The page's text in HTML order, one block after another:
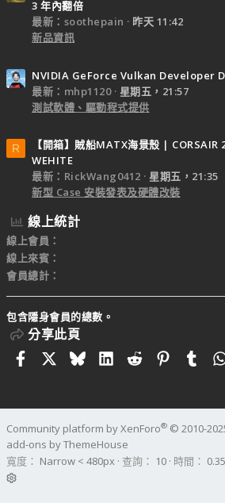
3 年內翻倍
最新：soothepain
昨天 11:42
新品資訊
NVIDIA GeForce Vulkan Developer
最新：mhp1120
星期五，21:57
測試軟體、驅動程式提供
R
【開箱】賊船MATX海景殼 | CORSAIR
WEHITE
最新：RickWang0412
星期五，21:35
新型 Case 安裝發表及硬體改裝
線上統計
線上會員
線上來賓
會員總計
包含隱身會員的總數。
分享此頁
FacebookBlueskyLinkedIn
Reddit
Community platform by XenForo® © 2010-
add-ons by ThemeHouse
寬度
查詢 10 時間